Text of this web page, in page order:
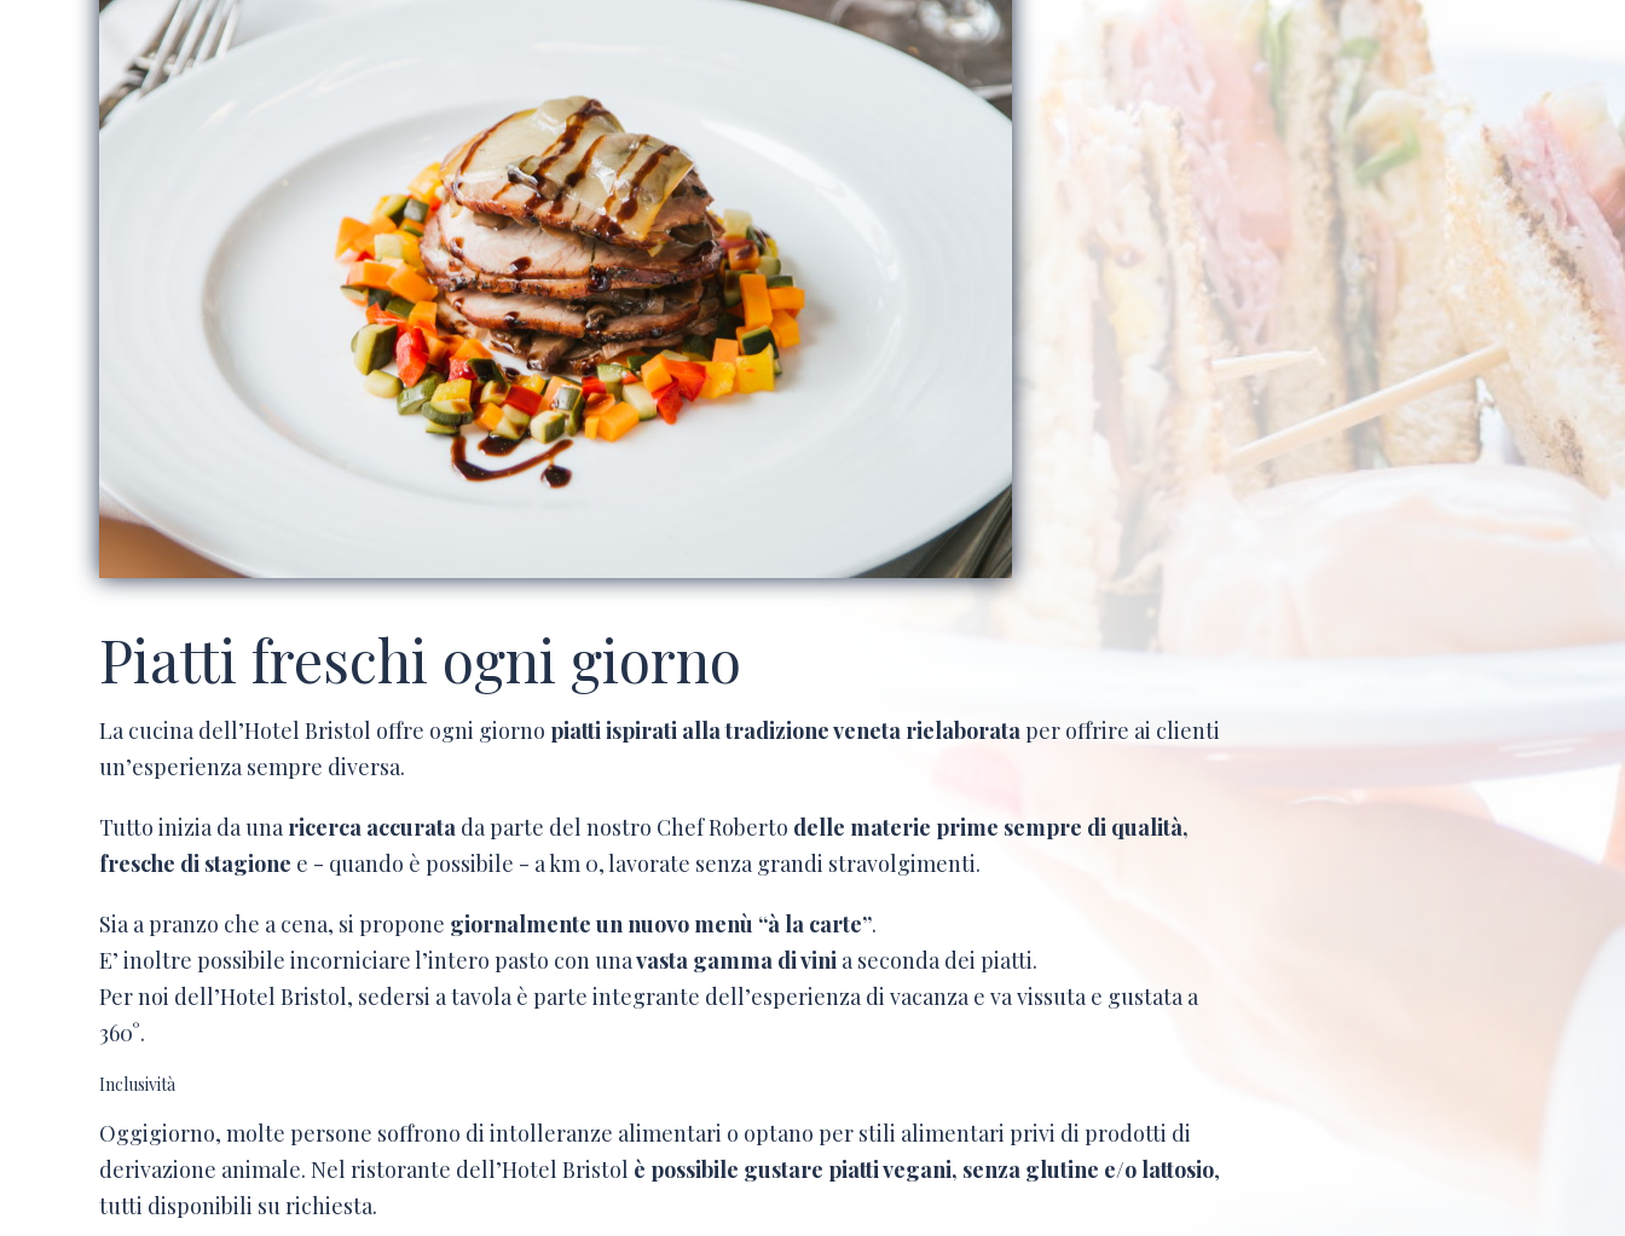
Piatti freschi ogni giorno
La cucina dell’Hotel Bristol offre ogni giorno piatti ispirati alla tradizione veneta rielaborataper offrire ai clienti
un’esperienza sempre diversa.
Tutto inizia da una ricerca accurata da parte del nostro Chef Roberto delle materie prime sempre di qualità,
fresche di stagione e - quando è possibile - a km 0, lavorate senza grandi stravolgimenti.
Sia a pranzo che a cena, si propone giornalmente un nuovo menù “à la carte”.
E’ inoltre possibile incorniciare l’intero pasto con unavasta gamma di vini a seconda dei piatti.
Per noi dell’Hotel Bristol, sedersi a tavola è parte integrante dell’esperienza di vacanza e va vissuta e gustata a
360°.
Inclusività
Oggigiorno, molte persone soffrono di intolleranze alimentari o optano per stili alimentari privi di prodotti di
derivazione animale. Nel ristorante dell’Hotel Bristol è possibile gustare piatti vegani, senza glutine e/o lattosio,
tutti disponibili su richiesta.